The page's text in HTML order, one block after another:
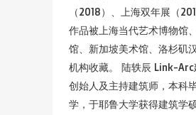
（2018）、上海双年展（
作品被上海当代艺术博物馆
馆、新加坡美术馆、洛杉矶
机构收藏。 陆轶辰 Link-Arc
创始人及主持建筑师，本科
学，于耶鲁大学获得建筑学